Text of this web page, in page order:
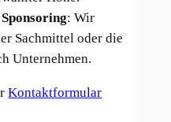
: Wir
Sachmittel oder die
Unternehmen.
Kontaktformular